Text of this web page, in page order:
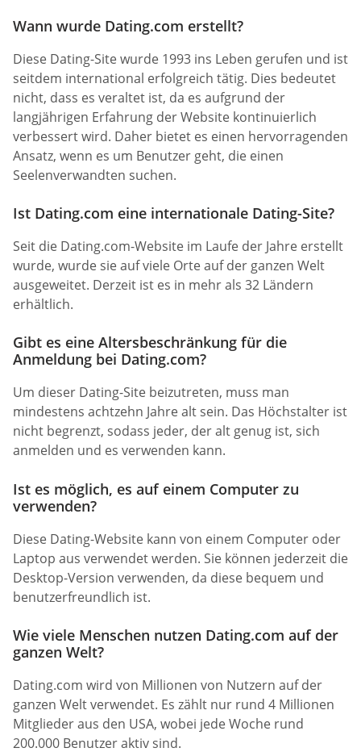
Wann wurde Dating.com erstellt?
Diese Dating-Site wurde 1993 ins Leben gerufen und ist
seitdem international erfolgreich tätig. Dies bedeutet
nicht, dass es veraltet ist, da es aufgrund der
langjährigen Erfahrung der Website kontinuierlich
verbessert wird. Daher bietet es einen hervorragenden
Ansatz, wenn es um Benutzer geht, die einen
Seelenverwandten suchen.
Ist Dating.com eine internationale Dating-Site?
Seit die Dating.com-Website im Laufe der Jahre erstellt
wurde, wurde sie auf viele Orte auf der ganzen Welt
ausgeweitet. Derzeit ist es in mehr als 32 Ländern
erhältlich.
Gibt es eine Altersbeschränkung für die
Anmeldung bei Dating.com?
Um dieser Dating-Site beizutreten, muss man
mindestens achtzehn Jahre alt sein. Das Höchstalter ist
nicht begrenzt, sodass jeder, der alt genug ist, sich
anmelden und es verwenden kann.
Ist es möglich, es auf einem Computer zu
verwenden?
Diese Dating-Website kann von einem Computer oder
Laptop aus verwendet werden. Sie können jederzeit die
Desktop-Version verwenden, da diese bequem und
benutzerfreundlich ist.
Wie viele Menschen nutzen Dating.com auf der
ganzen Welt?
Dating.com wird von Millionen von Nutzern auf der
ganzen Welt verwendet. Es zählt nur rund 4 Millionen
Mitglieder aus den USA, wobei jede Woche rund
200.000 Benutzer aktiv sind.